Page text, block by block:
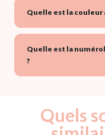
Quelle est la couleur
Quelle est la
?
Quels